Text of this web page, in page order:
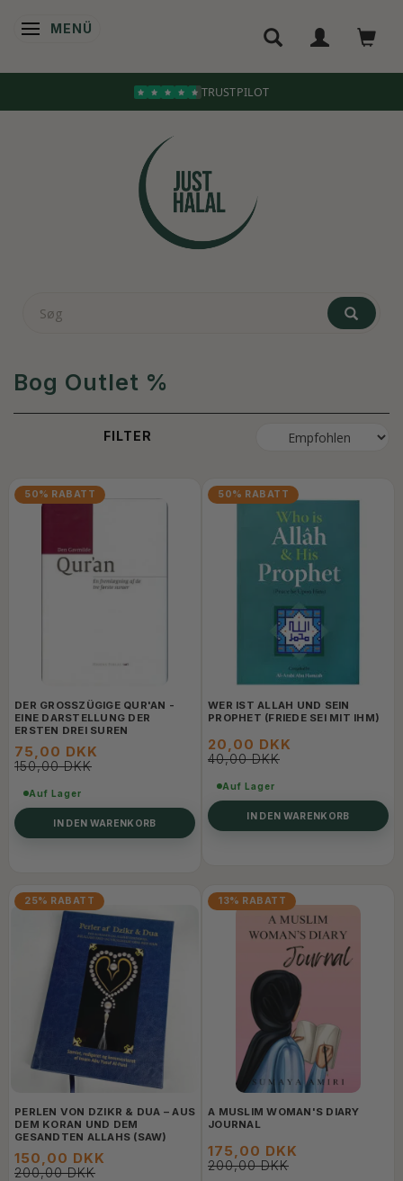
ANZEIGE ÄNDERN
MENÜ
Bog Outlet %
FILTER
50% RABATT
DER GROSSZÜGIGE QUR'AN - E
INE DARSTELLUNG DER E
RSTEN DREI SUREN
75,00 DKK
150,00 DKK
Auf Lager
IN DEN WARENKORB
50% RABATT
WER IST ALLAH UND SEIN
PROPHET (FRIEDE SEI MIT IHM)
20,00 DKK
40,00 DKK
Auf Lager
IN DEN WARENKORB
25% RABATT
PERLEN VON DZIKR & DUA – AUS
DEM KORAN UND DEM
GESANDTEN ALLAHS (SAW)
150,00 DKK
200,00 DKK
13% RABATT
A MUSLIM WOMAN'S DIARY
JOURNAL
175,00 DKK
200,00 DKK